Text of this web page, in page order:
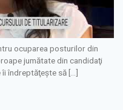
ocuparea posturilor din
jumătate din candidaţi
îi îndreptăţeşte să […]